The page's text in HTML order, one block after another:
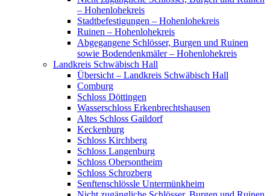
– Hohenlohekreis
Stadtbefestigungen – Hohenlohekreis
Ruinen – Hohenlohekreis
Abgegangene Schlösser, Burgen und Ruinen
sowie Bodendenkmäler – Hohenlohekreis
Landkreis Schwäbisch Hall
Übersicht – Landkreis Schwäbisch Hall
Comburg
Schloss Döttingen
Wasserschloss Erkenbrechtshausen
Altes Schloss Gaildorf
Keckenburg
Schloss Kirchberg
Schloss Langenburg
Schloss Obersontheim
Schloss Schrozberg
Senftenschlössle Untermünkheim